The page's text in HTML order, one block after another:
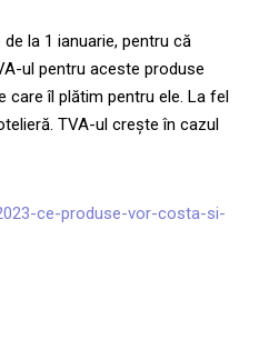
la 1 ianuarie, pentru că
ul pentru aceste produse
care îl plătim pentru ele. La fel
TVA-ul crește în cazul
ce-produse-vor-costa-si-